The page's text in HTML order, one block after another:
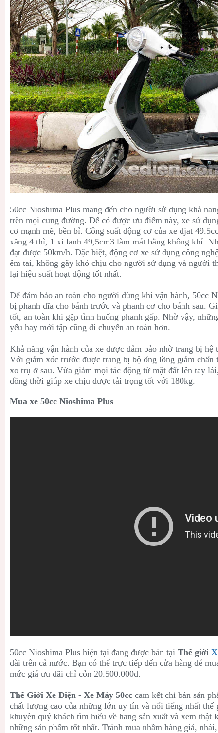
50cc Nioshima Plus mang đến cho người sử dụng khả
trên mọi cung đường. Để có được ưu điểm này, xe sử
cơ mạnh mẽ, bền bỉ. Công suất động cơ của xe đjat
xăng 4 thì, 1 xi lanh 49,5cm3 làm mát bằng không khí.
đạt được 50km/h. Đặc biệt, động cơ xe sử dụng công
êm tai, không gây khó chịu cho người sử dụng và người
lại hiệu suất hoạt động tốt nhất.
Để đảm bảo an toàn cho người dùng khi vận hành, 50cc
bị phanh đĩa cho bánh trước và phanh cơ cho bánh sau.
tốt, an toàn khi gặp tình huống phanh gấp. Nhờ vậy,
yếu hay mới tập cũng di chuyển an toàn hơn.
Khả năng vận hành của xe được đảm bảo nhờ trang bị hệ
Với giảm xóc trước được trang bị bộ ống lồng giảm chấn
xo trụ ở sau. Vừa giảm mọi tác động từ mặt đất lên tay
đồng thời giúp xe chịu được tải trọng tốt với 180kg.
Mua xe 50cc Nioshima Plus
50cc Nioshima Plus hiện tại đang được bán tại Thế giới
dài trên cả nước. Bạn có thể trực tiếp đến cửa hàng để
mức giá ưu đãi chỉ cỏn 20.500.000đ.
Thế Giới Xe Điện - Xe Máy 50cc cam kết chỉ bán sản
chất lượng cao của những lớn uy tín và nổi tiếng nhất
khuyên quý khách tìm hiểu về hãng sản xuất và xem thật
những sản phẩm tốt nhất. Tránh mua nhầm hàng giả,